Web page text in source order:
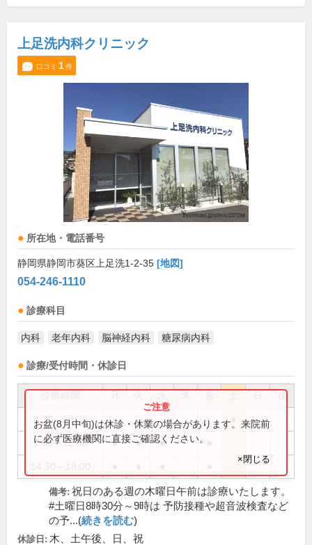
上足洗内科クリニック
口コミ 1件
所在地・電話番号
静岡県静岡市葵区上足洗1-2-35 [地図]
054-246-1110
診療科目
内科 老年内科 脳神経内科 糖尿病内科
診療/受付時間・休診日
祝
8:30～13:30
9:00～12:30 ● ● ●
お盆(8月中旬)は休診・休業の場合があります。来院前
に必ず医療機関に直接ご確認ください。
×閉じる
備考: 祝日のある週の木曜日午前は診療いたします。
#土曜日8時30分～9時は 予防接種や超音波検査など
の予...(続きを読む)
休診日: 木、土午後、日、祝